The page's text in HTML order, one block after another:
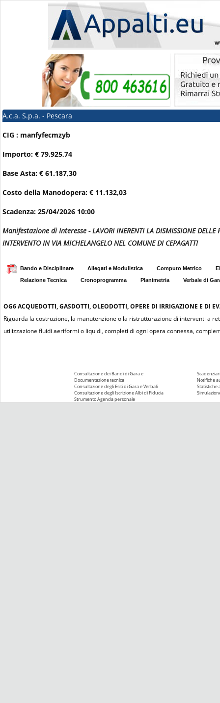
A.c.a. S.p.a. - Pescara
CIG : manfyfecmzyb
Importo: € 79.925,74
Base Asta: € 61.187,30
Costo della Manodopera: € 11.132,03
Scadenza: 25/04/2026 10:00
Manifestazione di Interesse - LAVORI INERENTI LA DISMISSIONE DELLE
INTERVENTO IN VIA MICHELANGELO NEL COMUNE DI CEPAGATTI
Bando e Disciplinare Allegati e Modulistica Computo Metrico
Relazione Tecnica
Cronoprogramma Planimetria Verbale di
OG6ACQUEDOTTI, GASDOTTI, OLEODOTTI, OPERE DI IRRIGAZIONE E DI
Riguarda la costruzione, la manutenzione o la ristrutturazione di interventi a
utilizzazione fluidi aeriformi o liquidi, completi di ogni opera connessa,
Consultazione dei Bandi di Gara e
Documentazione tecnica
Consultazione degli Esiti di Gara e Verbali
Consultazione degli Iscrizione Albi di Fiducia
Strumento Agenda personale
Notifiche
Statistiche